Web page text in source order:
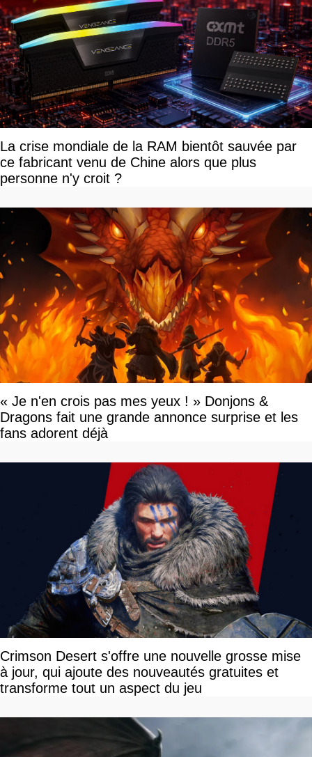
La crise mondiale de la RAM bientôt sauvée par
ce fabricant venu de Chine alors que plus
personne n'y croit ?
« Je n'en crois pas mes yeux ! » Donjons &
Dragons fait une grande annonce surprise et les
fans adorent déjà
Crimson Desert s'offre une nouvelle grosse mise
à jour, qui ajoute des nouveautés gratuites et
transforme tout un aspect du jeu